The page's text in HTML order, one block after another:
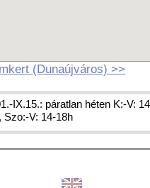
(Dunaújváros) >>
IX.15.: páratlan héten K:-V:
Szo:-V: 14-18h